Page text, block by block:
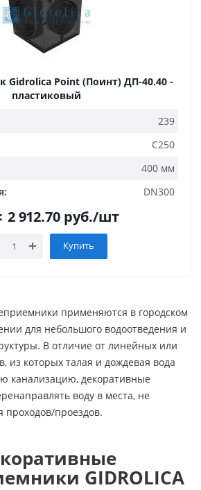
Point (Поинт) ДП-40.40 -
пластиковый
239
C250
400 мм
DN300
2 912.70руб./шт
Купить
применяются в городском
для небольшого водоотведения и
В отличие от линейных или
из которых талая и дождевая вода
канализацию, декоративные
воду в места, не
проходов/проездов.
GIDROLICA